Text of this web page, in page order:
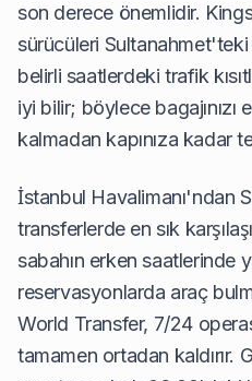
son derece önemlidir.
sürücüleri Sultanahmet'teki
belirli saatlerdeki trafik
iyi bilir; böylece bagajınızı
kalmadan kapınıza kadar
İstanbul Havalimanı'ndan
transferlerde en sık
sabahın erken saatlerinde
reservasyonlarda araç
World Transfer, 7/24
tamamen ortadan kaldırır.